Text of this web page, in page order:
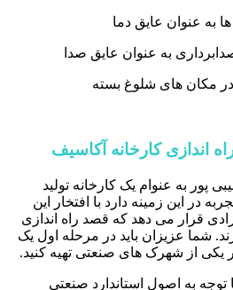
به عنوان عایق دما
به عنوان عایق صدا
مکان های شلوغ بسته
اندازی کارخانه آکاسیف
به عنوام یک کارخانه تولید
در این زمینه دارد با افتخار این
قرار می دهد که قصد راه اندازی
شما عزیزان باید در مرحله اول یک
توجه به اصول استاندارد صنعتی